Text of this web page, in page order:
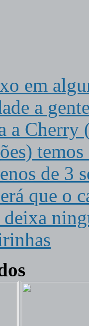
em
a
a
de 3
que o